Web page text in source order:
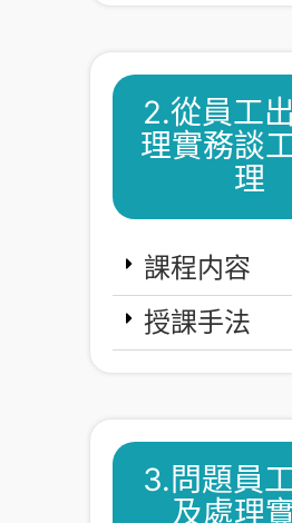
2.從員工
理實務談
理
課程内容
授課手法
3.問題員
及處理